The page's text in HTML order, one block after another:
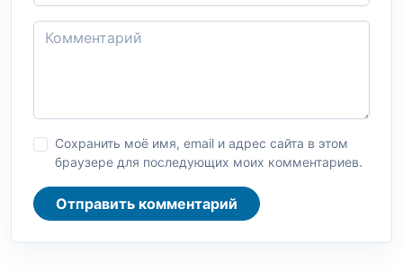
Сохранить моё имя, email и адрес сайта в этом
браузере для последующих моих комментариев.
Отправить комментарий